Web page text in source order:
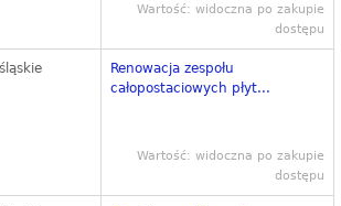
Wartość: widoczna po zakupie
dostępu
Renowacja zespołu
całopostaciowych płyt...
Wartość: widoczna po zakupie
dostępu